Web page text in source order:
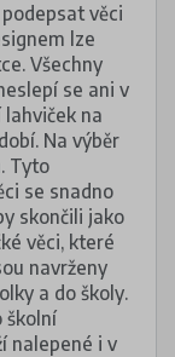
věci
lze
Všechny
se ani v
na
Na výběr
Tyto
se snadno
skončili jako
věci, které
navrženy
a do školy.
školní
nalepené i v